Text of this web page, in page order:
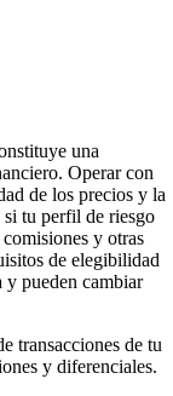
una
Operar con
de los precios y la
si tu perfil de riesgo
y otras
de elegibilidad
y pueden cambiar
transacciones de tu
y diferenciales.